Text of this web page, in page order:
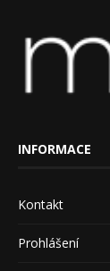
INFORMACE
Kontakt
Prohlášení